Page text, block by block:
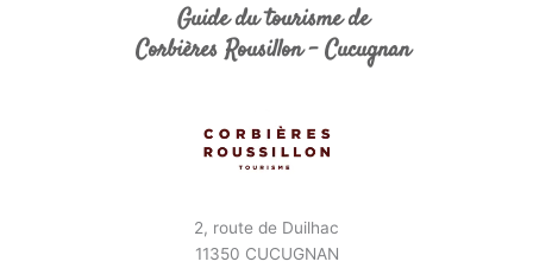
Guide du tourisme de
Corbières Rousillon - Cucugnan
2, route de Duilhac
11350 CUCUGNAN